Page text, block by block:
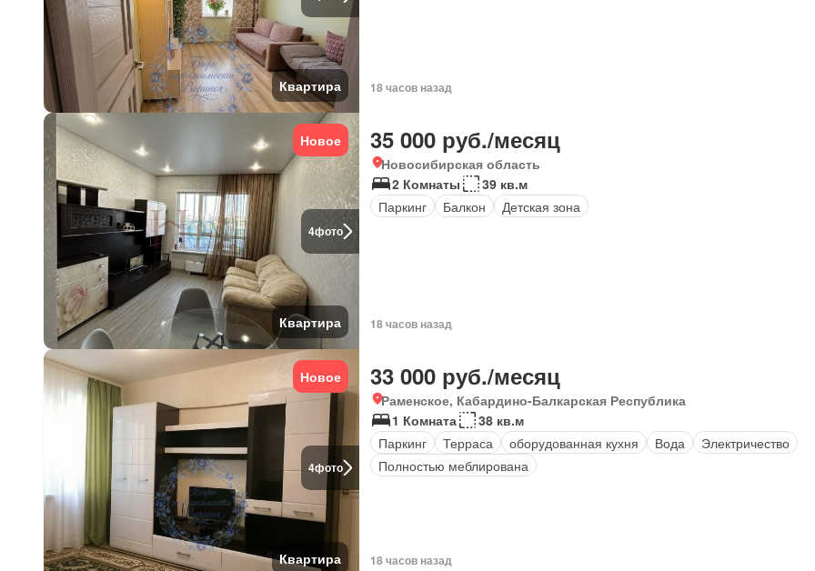
Квартира 18 часов назад
4фото
Новое
Квартира
35 000 руб./месяц
Новосибирская область
2 Комнаты
39 кв.м
Паркинг
Балкон Детская зона
18 часов назад
4фото
Новое
Квартира
33 000 руб./месяц
Раменское, Кабардино-Балкарская Республика
1 Комната
38 кв.м
Паркинг
Терраса оборудованная кухня Вода
Электричество
Полностью меблирована
18 часов назад